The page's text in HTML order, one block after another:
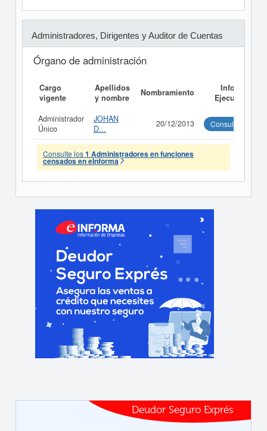
Administradores, Dirigentes y Auditor de Cuentas
Órgano de administración
Cargo
vigente
Apellidos
y nombre
Nombramiento
Informe
Ejecutivo
Administrador
Único
JOHAN
D...
20/12/2013 Consultar
Consulte los1 Administradores en funciones
censados en eInforma
Deudor Seguro Exprés